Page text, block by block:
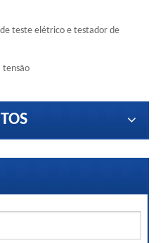
teste elétrico e testador de
tensão